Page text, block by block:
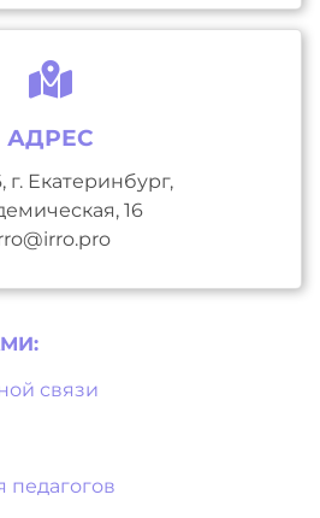
АДРЕС
г. Екатеринбург,
16
связи
педагогов